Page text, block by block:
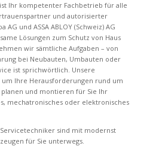
Ihr kompetenter Fachbetrieb für alle
und autorisierter
und ASSA ABLOY (Schweiz) AG
Lösungen zum Schutz von Haus
wir sämtliche Aufgaben – von
bei Neubauten, Umbauten oder
ist sprichwörtlich. Unsere
Ihre Herausforderungen rund um
planen und montieren für Sie Ihr
mechatronisches oder elektronisches
sind mit modernst
für Sie unterwegs.